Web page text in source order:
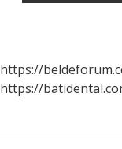
https://
https://